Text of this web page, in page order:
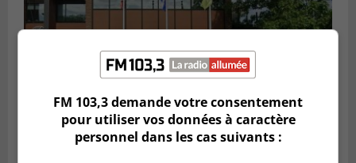
FM 103,3 demande votre consentement
pour utiliser vos données à caractère
personnel dans les cas suivants :